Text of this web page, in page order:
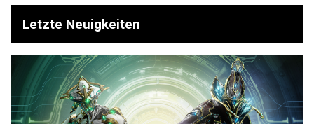
Letzte Neuigkeiten